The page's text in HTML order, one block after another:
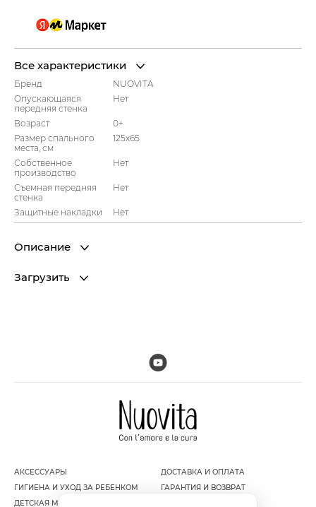
Все характеристики
Бренд
NUOVITA
Опускающаяся
передняя стенка
Нет
Возраст
0+
Размер спального
места, см
125x65
Собственное
производство
Нет
Съемная передняя
стенка
Нет
Защитные накладки Нет
Описание
Загрузить
АКСЕССУАРЫ
ГИГИЕНА И УХОД ЗА РЕБЕНКОМ
ДЕТСКАЯ МЕБЕЛЬ
ДОСТАВКА И ОПЛАТА
ГАРАНТИЯ И ВОЗВРАТ